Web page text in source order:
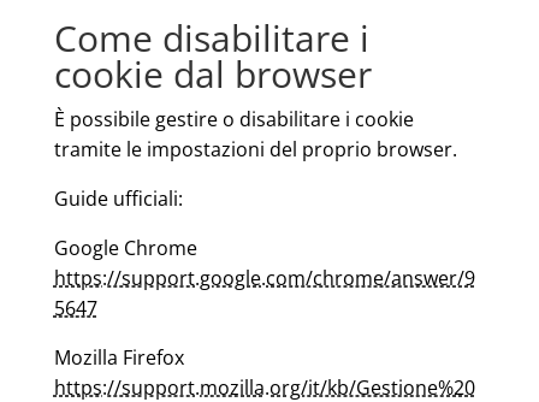
Come disabilitare i
cookie dal browser
È possibile gestire o disabilitare i cookie
tramite le impostazioni del proprio browser.
Guide ufficiali:
Google Chrome
https://support.google.com/chrome/answer/9
5647
Mozilla Firefox
https://support.mozilla.org/it/kb/Gestione%20